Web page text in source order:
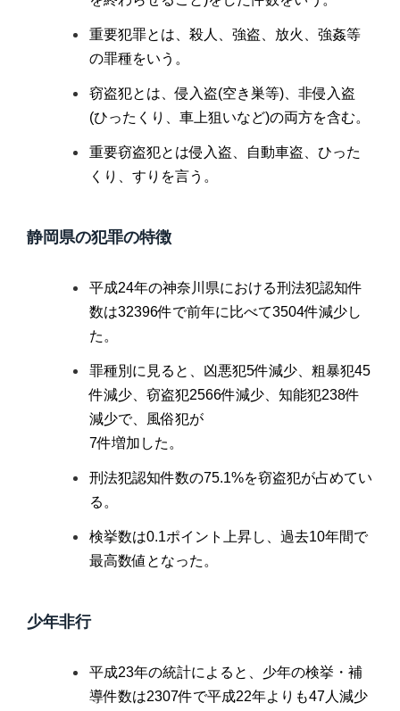
重要犯罪とは、殺人、強盗、放火、強姦等
の罪種をいう。
窃盗犯とは、侵入盗(空き巣等)、非侵入盗
(ひったくり、車上狙いなど)の両方を含む。
重要窃盗犯とは侵入盗、自動車盗、ひった
くり、すりを言う。
静岡県の犯罪の特徴
平成24年の神奈川県における刑法犯認知件
数は32396件で前年に比べて3504件減少し
た。
罪種別に見ると、凶悪犯5件減少、粗暴犯45
件減少、窃盗犯2566件減少、知能犯238件
減少で、風俗犯が
7件増加した。
刑法犯認知件数の75.1%を窃盗犯が占めてい
る。
検挙数は0.1ポイント上昇し、過去10年間で
最高数値となった。
少年非行
平成23年の統計によると、少年の検挙・補
導件数は2307件で平成22年よりも47人減少